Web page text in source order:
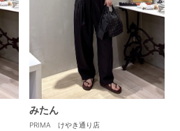
みたん
PRIMA けやき通り店